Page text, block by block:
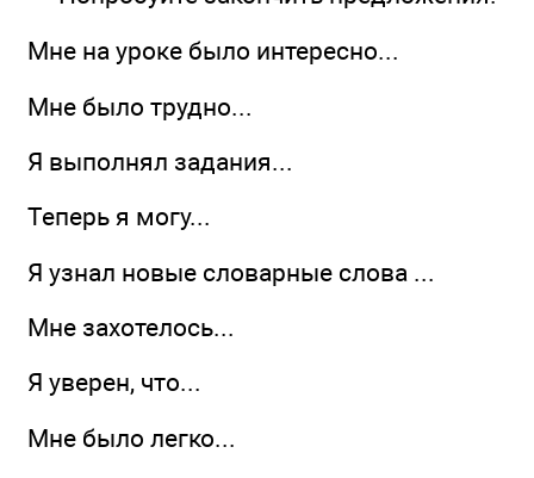
Мне на уроке было интересно...
Мне было трудно...
Я выполнял задания...
Теперь я могу...
Я узнал новые словарные слова ...
Мне захотелось...
Я уверен, что...
Мне было легко...